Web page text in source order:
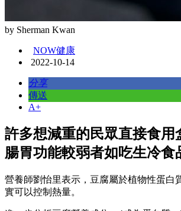
by Sherman Kwan
NOW健康
2022-10-14
分享
傳送
A+
許多想減重的民眾直接食
腸胃功能較弱者如吃生冷食
營養師劉怡里表示，豆腐屬於植物性蛋白
實可以控制熱量。